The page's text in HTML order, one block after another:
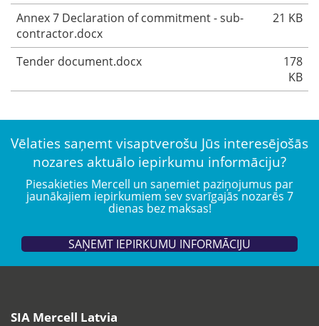
Annex 7 Declaration of commitment - sub-
contractor.docx
21 KB
Tender document.docx
178
KB
Vēlaties saņemt visaptverošu Jūs interesējošās
nozares aktuālo iepirkumu informāciju?
Piesakieties Mercell un saņemiet paziņojumus par
jaunākajiem iepirkumiem sev svarīgajās nozarēs 7
dienas bez maksas!
SAŅEMT IEPIRKUMU INFORMĀCIJU
SIA Mercell Latvia